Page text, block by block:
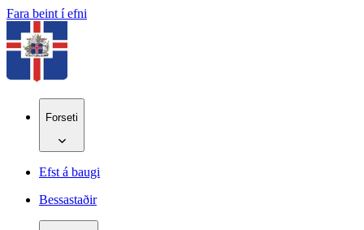
Fara beint í efni
Forseti
Efst á baugi
Bessastaðir